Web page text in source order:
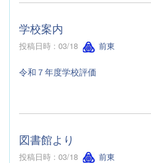
学校案内
投稿日時 : 03/18 前東
令和７年度学校評価
図書館より
投稿日時 : 03/18 前東